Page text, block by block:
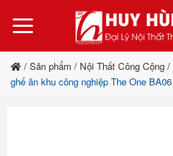
qua
dung
/ Sản phẩm / Nội Thất Công Cộng /
ghế ăn khu công nghiệp The One BA06